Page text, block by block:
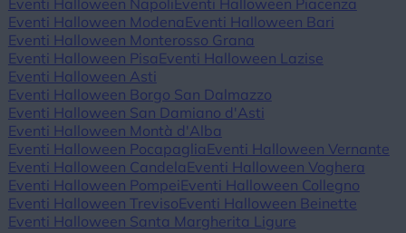
Eventi Halloween NapoliEventi Halloween Piacenza
Eventi Halloween Modena Eventi Halloween Bari
Eventi Halloween Monterosso Grana
Eventi Halloween Pisa Eventi Halloween Lazise
Eventi Halloween Asti
Eventi Halloween Borgo San Dalmazzo
Eventi Halloween San Damiano d'Asti
Eventi Halloween Montà d'Alba
Eventi Halloween Pocapaglia Eventi Halloween Vernante
Eventi Halloween Candela Eventi Halloween Voghera
Eventi Halloween PompeiEventi Halloween Collegno
Eventi Halloween TrevisoEventi Halloween Beinette
Eventi Halloween Santa Margherita Ligure